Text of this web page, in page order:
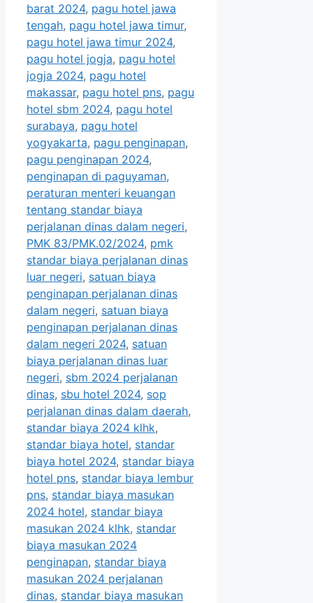
barat 2024, pagu hotel jawa
tengah, pagu hotel jawa timur,
pagu hotel jawa timur 2024,
pagu hotel jogja, pagu hotel
jogja 2024, pagu hotel
makassar, pagu hotel pns, pagu
hotel sbm 2024, pagu hotel
surabaya, pagu hotel
yogyakarta, pagu penginapan,
pagu penginapan 2024,
penginapan di paguyaman,
peraturan menteri keuangan
tentang standar biaya
perjalanan dinas dalam negeri,
PMK 83/PMK.02/2024, pmk
standar biaya perjalanan dinas
luar negeri, satuan biaya
penginapan perjalanan dinas
dalam negeri, satuan biaya
penginapan perjalanan dinas
dalam negeri 2024, satuan
biaya perjalanan dinas luar
negeri, sbm 2024 perjalanan
dinas, sbu hotel 2024, sop
perjalanan dinas dalam daerah,
standar biaya 2024 klhk,
standar biaya hotel, standar
biaya hotel 2024, standar biaya
hotel pns, standar biaya lembur
pns, standar biaya masukan
2024 hotel, standar biaya
masukan 2024 klhk, standar
biaya masukan 2024
penginapan, standar biaya
masukan 2024 perjalanan
dinas, standar biaya masukan